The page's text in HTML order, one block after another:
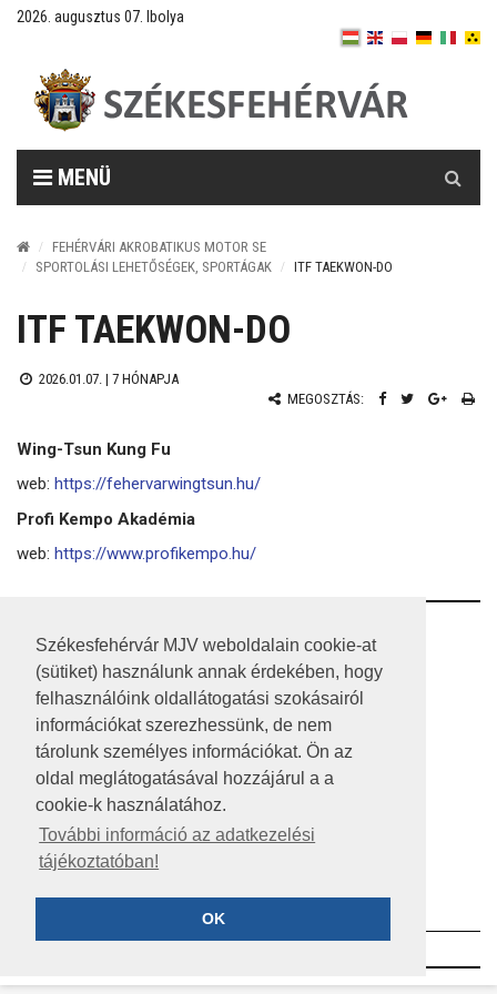
Székesfehérvár MJV weboldalain cookie-at
(sütiket) használunk annak érdekében, hogy
felhasználóink oldallátogatási szokásairól
információkat szerezhessünk, de nem
tárolunk személyes információkat. Ön az
oldal meglátogatásával hozzájárul a a
cookie-k használatához.
További információ az adatkezelési
tájékoztatóban!
OK
2026. augusztus 07. Ibolya
MENÜ
FEHÉRVÁRI AKROBATIKUS MOTOR SE
SPORTOLÁSI LEHETŐSÉGEK, SPORTÁGAK
ITF TAEKWON-DO
ITF TAEKWON-DO
2026.01.07. | 7 HÓNAPJA
MEGOSZTÁS:
Wing-Tsun Kung Fu
web: https://fehervarwingtsun.hu/
Profi Kempo Akadémia
web: https://www.profikempo.hu/
RSS
A HONLAP 2017.03.31-I ÁLLAPOTA
JOGI NYILATKOZAT
IMPRESSZUM
MÉDIAAJÁNLAT
KÖZÉRDEKŰ ADATOK
ADATVÉDELEM